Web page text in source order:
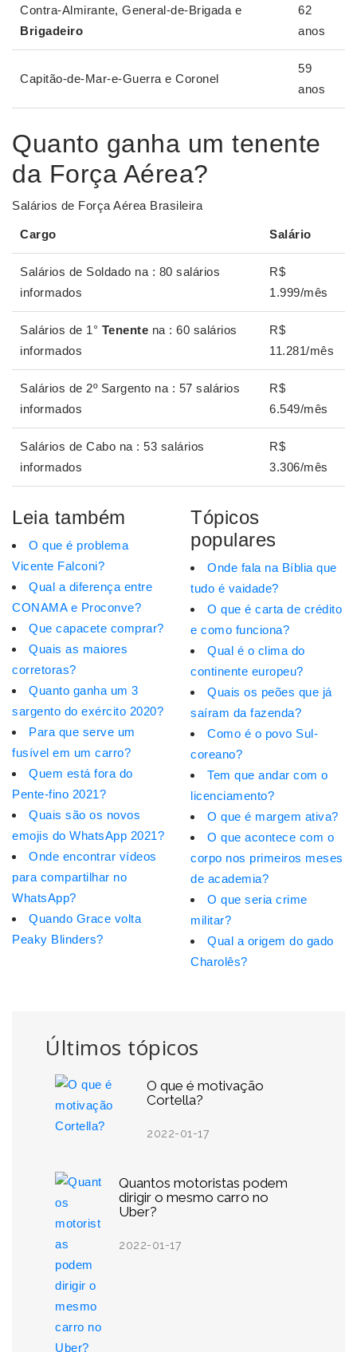
Últimos tópicos
O que é motivação
Cortella?
2022-01-17
Quantos motoristas podem
dirigir o mesmo carro no
Uber?
2022-01-17
Contra-Almirante, General-de-Brigada e
Brigadeiro
62
anos
Capitão-de-Mar-e-Guerra e Coronel
59
anos
Quanto ganha um tenente
da Força Aérea?
Salários de Força Aérea Brasileira
Cargo Salário
Salários de Soldado na : 80 salários
informados
R$
1.999/mês
Salários de 1° Tenente na : 60 salários
informados
R$
11.281/mês
Salários de 2º Sargento na : 57 salários
informados
R$
6.549/mês
Salários de Cabo na : 53 salários
informados
R$
3.306/mês
Leia também
O que é problema
Vicente Falconi?
Qual a diferença entre
CONAMA e Proconve?
Que capacete comprar?
Quais as maiores
corretoras?
Quanto ganha um 3
sargento do exército 2020?
Para que serve um
fusível em um carro?
Quem está fora do
Pente-fino 2021?
Quais são os novos
emojis do WhatsApp 2021?
Onde encontrar vídeos
para compartilhar no
WhatsApp?
Quando Grace volta
Peaky Blinders?
Tópicos
populares
Onde fala na Bíblia que
tudo é vaidade?
O que é carta de crédito
e como funciona?
Qual é o clima do
continente europeu?
Quais os peões que já
saíram da fazenda?
Como é o povo Sul-
coreano?
Tem que andar com o
licenciamento?
O que é margem ativa?
O que acontece com o
corpo nos primeiros meses
de academia?
O que seria crime
militar?
Qual a origem do gado
Charolês?